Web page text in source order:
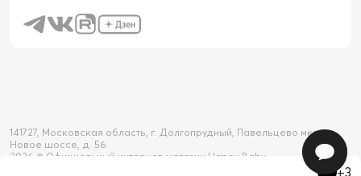
+3
141727, Московская область, г. Долгопрудный, Павельцево мкр-н,
Новое шоссе, д. 56
2026 © Официальный интернет-магазин Happy Baby